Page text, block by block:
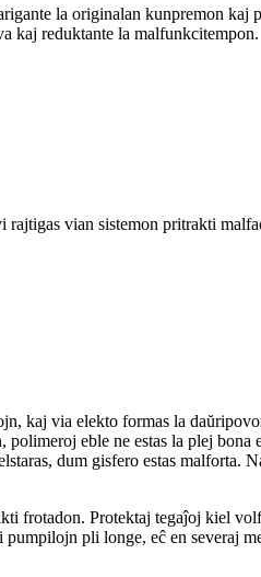
la originalan kunpremon kaj
kaj reduktante la malfunkcitempon.
vian sistemon pritrakti
kaj via elekto formas la
polimeroj eble ne estas la plej
dum gisfero estas malforta.
frotadon. Protektaj tegaĵoj kiel
pli longe, eĉ en severaj